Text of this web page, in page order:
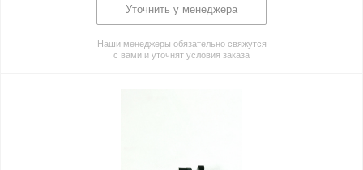
Уточнить у менеджера
Наши менеджеры обязательно свяжутся
с вами и уточнят условия заказа